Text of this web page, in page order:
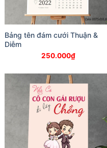
Bảng tên đám cưới Thuận &
Diễm
250.000₫